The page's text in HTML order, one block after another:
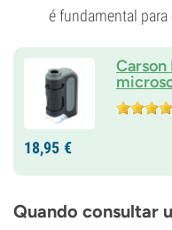
é fundamental
18,95 €
Quando consultar